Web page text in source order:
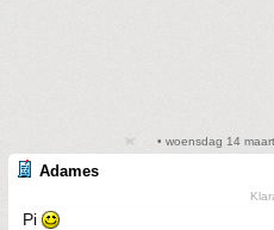
• woensdag 14
Adames
Pi